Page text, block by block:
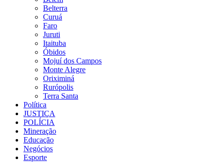
Belterra
Curuá
Faro
Juruti
Itaituba
Óbidos
Mojuí dos Campos
Monte Alegre
Oriximiná
Rurópolis
Terra Santa
Política
JUSTIÇA
POLÍCIA
Mineração
Educação
Negócios
Esporte